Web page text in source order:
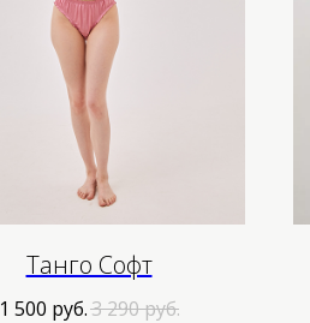
Танго Софт
1 500 руб.3 290руб.